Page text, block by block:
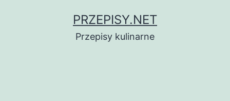
PRZEPISY.NET
Przepisy kulinarne